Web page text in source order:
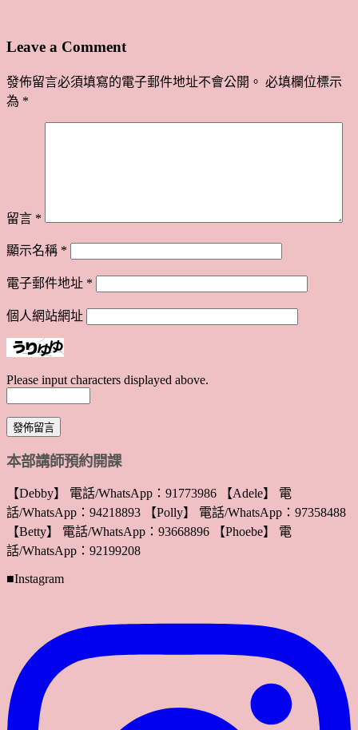
Leave a Comment
發佈留言必須填寫的電子郵件地址不會公開。 必填欄位標示
為 *
留言 *
顯示名稱 *
電子郵件地址 *
個人網站網址
Please input characters displayed above.
本部講師預約開課
【Debby】 電話/WhatsApp：91773986 【Adele】 電
話/WhatsApp：94218893 【Polly】 電話/WhatsApp：97358488
【Betty】 電話/WhatsApp：93668896 【Phoebe】 電
話/WhatsApp：92199208
■Instagram